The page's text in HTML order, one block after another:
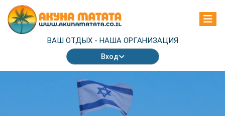
ВАШ ОТДЫХ - НАША ОРГАНИЗАЦИЯ
Вход